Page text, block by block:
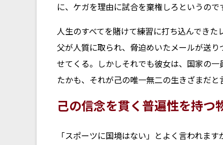
に、ケガを理由に試合を棄権しろというので
人生のすべてを賭けて練習に打ち込んでき
父が人質に取られ、脅迫めいたメールが送
せてくる。しかしそれでも彼女は、国家の
たかも、それが己の唯一無二の生きざまだと言
己の信念を貫く普遍性を持つ
「スポーツに国境はない」とよく言われま